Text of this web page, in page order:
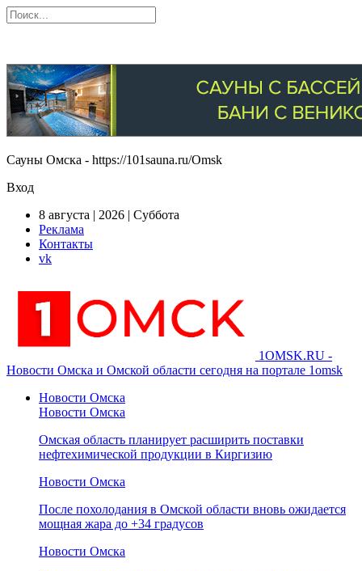
Сауны Омска - https://101sauna.ru/Omsk
Вход
8 августа | 2026 | Суббота
Реклама
Контакты
vk
1OMSK.RU -
Новости Омска и Омской области сегодня на портале 1omsk
Новости Омска
Новости Омска
Омская область планирует расширить поставки
нефтехимической продукции в Киргизию
Новости Омска
После похолодания в Омской области вновь ожидается
мощная жара до +34 градусов
Новости Омска